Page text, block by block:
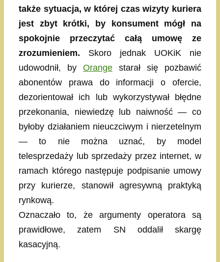
także sytuacja, w której czas wizyty kuriera
jest zbyt krótki, by konsument mógł na
spokojnie przeczytać całą umowę ze
zrozumieniem. Skoro jednak UOKiK nie
udowodnił, by Orange starał się pozbawić
abonentów prawa do informacji o ofercie,
dezorientował ich lub wykorzystywał błędne
przekonania, niewiedzę lub naiwność — co
byłoby działaniem nieuczciwym i nierzetelnym
— to nie można uznać, by model
telesprzedaży lub sprzedaży przez internet, w
ramach którego następuje podpisanie umowy
przy kurierze, stanowił agresywną praktyką
rynkową.
Oznaczało to, że argumenty operatora są
prawidłowe, zatem SN oddalił skargę
kasacyjną.